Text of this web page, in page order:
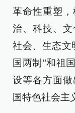
革命性重塑
治、科技、文
社会、生态文
国两制”和祖
设等各方面
国特色社会主